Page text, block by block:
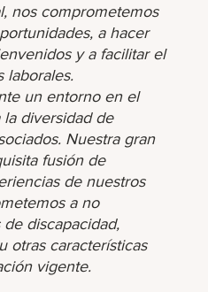
nos comprometemos
a hacer
y a facilitar el
laborales.
un entorno en el
diversidad de
Nuestra gran
fusión de
de nuestros
a no
discapacidad,
otras características
vigente.